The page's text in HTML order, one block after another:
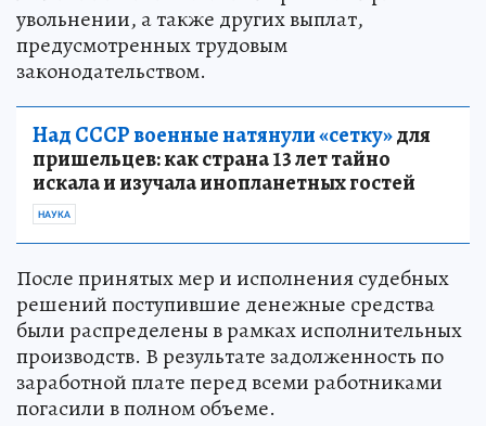
увольнении, а также других выплат,
предусмотренных трудовым
законодательством.
Над СССР военные натянули «сетку»для
пришельцев: как страна 13 лет тайно
искала и изучала инопланетных гостей
НАУКА
После принятых мер и исполнения судебных
решений поступившие денежные средства
были распределены в рамках исполнительных
производств. В результате задолженность по
заработной плате перед всеми работниками
погасили в полном объеме.